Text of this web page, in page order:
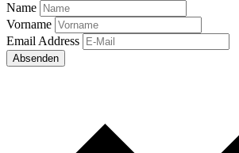
Name
Vorname
Email Address